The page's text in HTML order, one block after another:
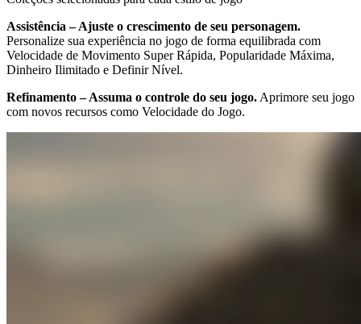
Assistência – Ajuste o crescimento de seu personagem.
Personalize sua experiência no jogo de forma equilibrada com
Velocidade de Movimento Super Rápida, Popularidade Máxima,
Dinheiro Ilimitado e Definir Nível.
Refinamento – Assuma o controle do seu jogo. Aprimore seu jogo
com novos recursos como Velocidade do Jogo.